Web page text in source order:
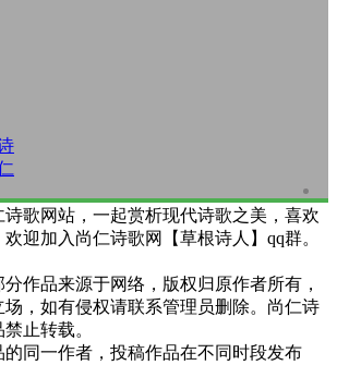
歌网站，一起赏析现代诗歌之美，喜欢
迎加入尚仁诗歌网【草根诗人】qq群。
作品来源于网络，版权归原作者所有，
场，如有侵权请联系管理员删除。尚仁诗
止转载。
的同一作者，投稿作品在不同时段发布